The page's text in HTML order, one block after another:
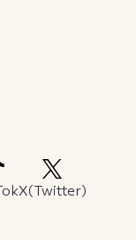
X(Twitter)